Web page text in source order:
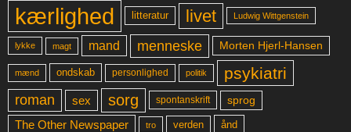
kærlighed litteratur livet Ludwig Wittgenstein
lykke magt mand menneske Morten Hjerl-Hansen
mænd ondskab personlighed politik psykiatri
roman sex sorg spontanskrift sprog
The Other Newspaper tro verden ånd